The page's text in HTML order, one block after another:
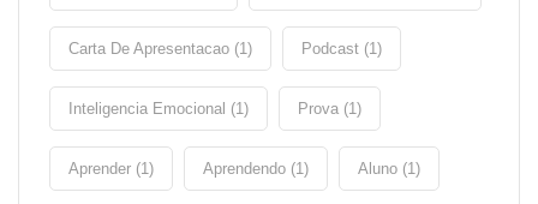
Carta De Apresentacao (1) Podcast (1)
Inteligencia Emocional (1) Prova (1)
Aprender (1) Aprendendo (1) Aluno (1)